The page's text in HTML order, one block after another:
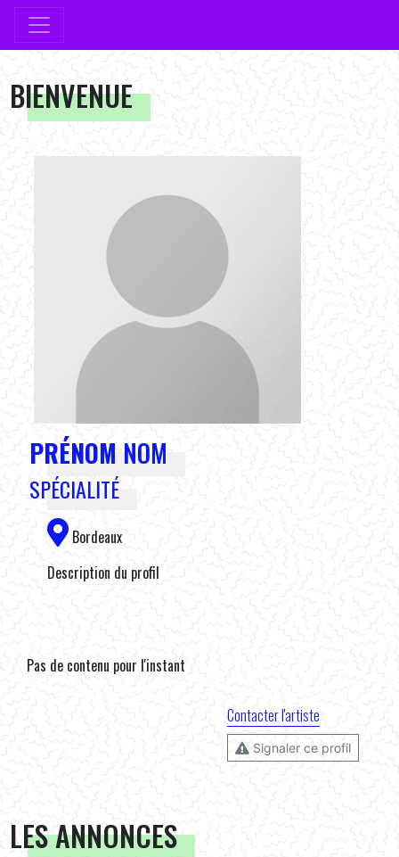
BIENVENUE
PRÉNOM NOM
SPÉCIALITÉ
Bordeaux
Description du profil
Pas de contenu pour l'instant
Contacter l'artiste
Signaler ce profil
LES ANNONCES